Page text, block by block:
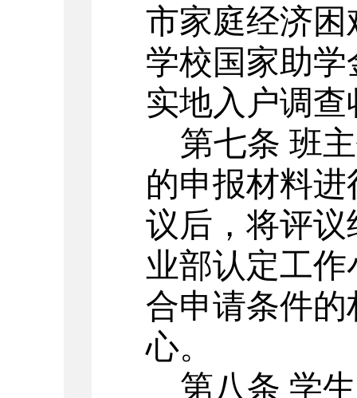
市家庭经济
学校国家助
实地入户调
第七条 班
的申报材料
议后，将评
业部认定工
合申请条件
心。
第八条 学